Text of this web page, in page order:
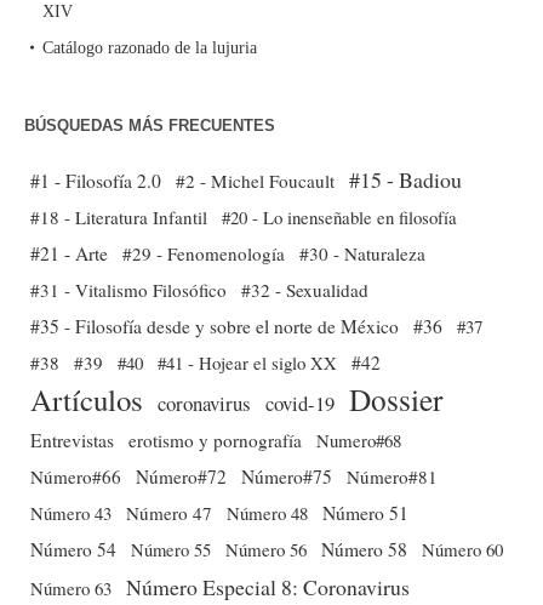
XIV
Catálogo razonado de la lujuria
BÚSQUEDAS MÁS FRECUENTES
#1 - Filosofía 2.0 #2 - Michel Foucault #15 - Badiou
#18 - Literatura Infantil #20 - Lo inenseñable en filosofía
#21 - Arte #29 - Fenomenología
#30 - Naturaleza
#31 - Vitalismo Filosófico
#32 - Sexualidad
#35 - Filosofía desde y sobre el norte de México #36 #37
#38
#39 #40 #41 - Hojear el siglo XX #42
Artículos coronavirus covid-19 Dossier
Entrevistas erotismo y pornografía
Numero#68
Número#66
Número#72 Número#75
Número#81
Número 43 Número 47 Número 48 Número 51
Número 54 Número 55 Número 56 Número 58
Número 60
Número 63 Número Especial 8: Coronavirus